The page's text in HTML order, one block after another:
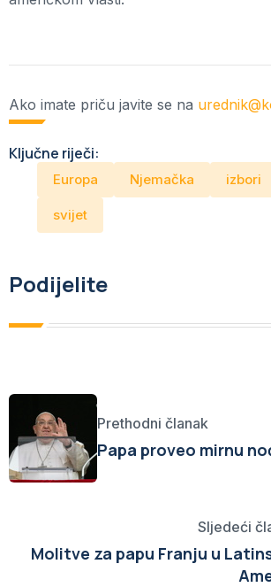
Ako imate priču javite se na
Ključne riječi:
Europa Njemačka izbori
svijet
Podijelite
Prethodni članak
Papa proveo mirnu
Sljedeći
Molitve za papu Franju u